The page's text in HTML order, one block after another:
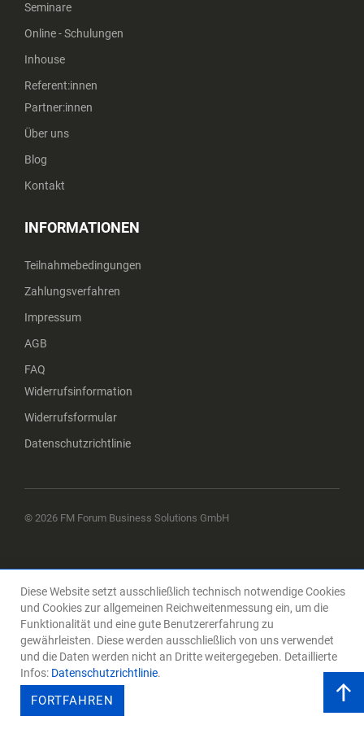
Seminare
Online - Schulungen
Inhouse
Referent:innen
Partner:innen
Über uns
Blog
Kontakt
INFORMATIONEN
Teilnahmebedingungen
Zahlungsverfahren
Impressum
AGB
FAQ
Widerrufsinformation
Widerrufsformular
Datenschutzrichtlinie
© 2026 FM Forum Business Solutions GmbH
Diese Website setzt ausschließlich technisch notwendige Cookies
und Cookies zur allgemeinen Reichweitenmessung ein, um die
Funktionalität und eine gute Benutzererfahrung zu
gewährleisten. Diese werden ausschließlich von uns verwendet
und die Daten werden nicht an Dritte weitergegeben. Detaillierte
Infos: Datenschutzrichtlinie.
FORTFAHREN